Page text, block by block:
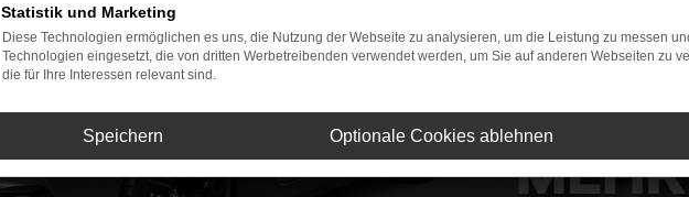
Statistik und Marketing
Diese Technologien ermöglichen es uns, die Nutzung der Webseite zu analysieren, um die Leistung zu messen
Technologien eingesetzt, die von dritten Werbetreibenden verwendet werden, um Sie auf anderen Webseiten zu
die für Ihre Interessen relevant sind.
Speichern Optionale Cookies ablehnen